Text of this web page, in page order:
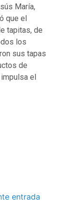
María,
que el
tapitas, de
los
sus tapas
de
el
entrada